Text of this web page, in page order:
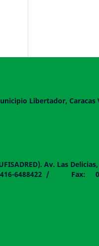
Libertador, Caracas
Av. Las
- 0416-6488422 / Fax: